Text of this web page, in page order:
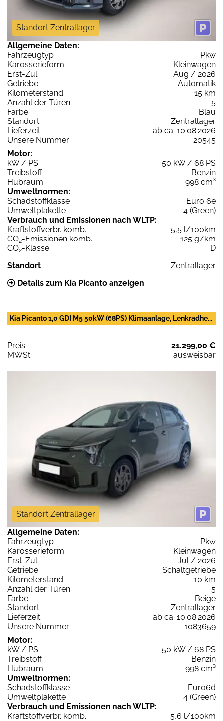
Standort Zentrallager
Allgemeine Daten:
Fahrzeugtyp
Pkw
Karosserieform
Kleinwagen
Erst-Zul.
Aug / 2026
Getriebe
Automatik
Kilometerstand
15 km
Anzahl der Türen
5
Farbe
Blau
Standort
Zentrallager
Lieferzeit
ab ca. 10.08.2026
Unsere Nummer
20545
Motor:
kW / PS
50 kW / 68 PS
Treibstoff
Benzin
Hubraum
998 cm³
Umweltnormen:
Schadstoffklasse
Euro 6e
Umweltplakette
4 (Green)
Verbrauch und Emissionen nach WLTP:
Kraftstoffverbr. komb.
5,5 l/100km
CO2-Emissionen komb.
125 g/km
CO2-Klasse
D
Standort
Zentrallager
Details zum Kia Picanto anzeigen
Kia Picanto 1,0 GDI M5 50kW (68PS) Klimaanlage, Lenkradhe...
Preis:
21.299,00 €
MWSt:
ausweisbar
Standort Zentrallager
Allgemeine Daten:
Fahrzeugtyp
Pkw
Karosserieform
Kleinwagen
Erst-Zul.
Jul / 2026
Getriebe
Schaltgetriebe
Kilometerstand
10 km
Anzahl der Türen
5
Farbe
Beige
Standort
Zentrallager
Lieferzeit
ab ca. 10.08.2026
Unsere Nummer
1083659
Motor:
kW / PS
50 kW / 68 PS
Treibstoff
Benzin
Hubraum
998 cm³
Umweltnormen:
Schadstoffklasse
Euro6d
Umweltplakette
4 (Green)
Verbrauch und Emissionen nach WLTP:
Kraftstoffverbr. komb.
5,6 l/100km